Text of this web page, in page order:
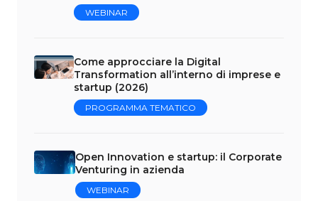
WEBINAR
Come approcciare la Digital
Transformation all’interno di imprese e
startup (2026)
PROGRAMMA TEMATICO
Open Innovation e startup: il Corporate
Venturing in azienda
WEBINAR